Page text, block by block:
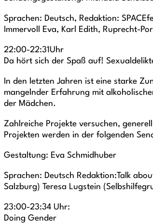
Sprachen: Deutsch, Redaktion:
Immervoll Eva, Karl Edith, Ruprecht-
22:00-22:31Uhr
Da hört sich der Spaß auf!
In den letzten Jahren ist eine starke
mangelnder Erfahrung mit
der Mädchen.
Zahlreiche Projekte versuchen,
Projekten werden in der folgenden
Gestaltung: Eva Schmidhuber
Sprachen: Deutsch Redaktion:Talk
Salzburg) Teresa Lugstein
23:00-23:34 Uhr:
Doing Gender